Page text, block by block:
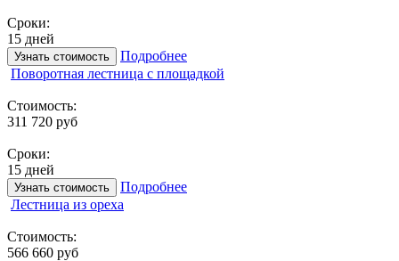
Сроки:
15 дней
Узнать стоимость
Подробнее
Поворотная лестница с площадкой
Стоимость:
311 720 руб
Сроки:
15 дней
Узнать стоимость
Подробнее
Лестница из ореха
Стоимость:
566 660 руб